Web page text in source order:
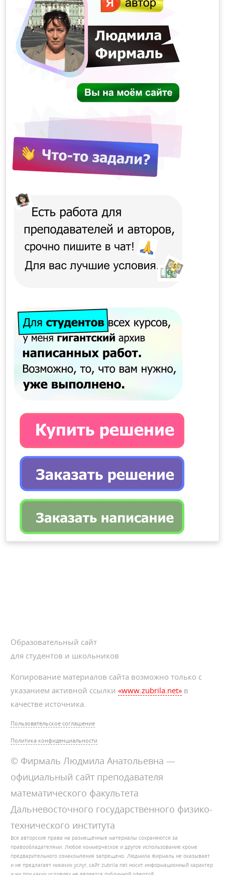
Образовательный сайт
для студентов и школьников
Копирование материалов сайта возможно только с
указанием активной ссылки«www.zubrila.net» в
качестве источника.
Пользовательское соглашение
Политика конфиденциальности
© Фирмаль Людмила Анатольевна —
официальный сайт преподавателя
математического факультета
Дальневосточного государственного физико-
технического института
Все авторские права на размещённые материалы сохраняются за
правообладателями. Любое коммерческое и другое использование кроме
предварительного ознакомления запрещено. Людмила Фирмаль не оказывает
и не предлагает никаких услуг, сайт zubrila.net носит информационный характер